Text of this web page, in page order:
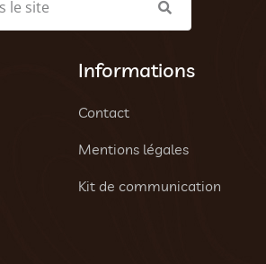
Informations
Contact
Mentions légales
Kit de communication